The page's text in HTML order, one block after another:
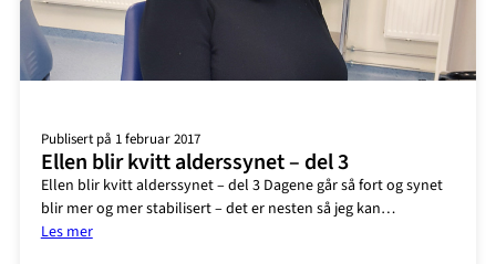
Publisert på 1 februar 2017
Ellen blir kvitt alderssynet – del 3
Ellen blir kvitt alderssynet – del 3 Dagene går så fort og synet
blir mer og mer stabilisert – det er nesten så jeg kan…
Les mer: